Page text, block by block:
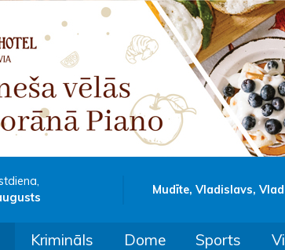
Mudīte, Vladislavs,
Krimināls Dome Sports